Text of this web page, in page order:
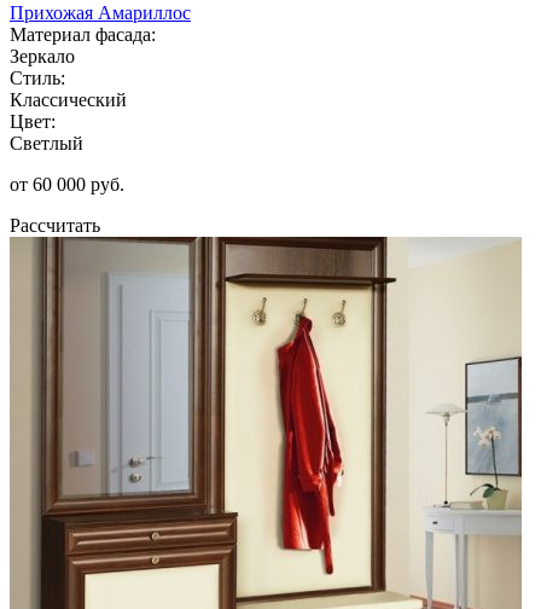
Прихожая Амариллос
Материал фасада:
Зеркало
Стиль:
Классический
Цвет:
Светлый
от 60 000 руб.
Рассчитать